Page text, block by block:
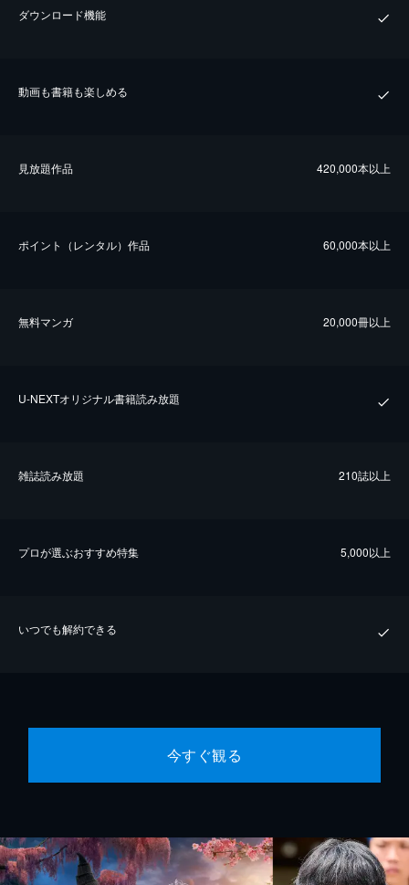
ダウンロード機能
動画も書籍も楽しめる
⾒放題作品 420,000本以上
ポイント（レンタル）作品 60,000本以上
無料マンガ 20,000冊以上
U-NEXTオリジナル書籍読み放題
雑誌読み放題 210誌以上
プロが選ぶおすすめ特集 5,000以上
いつでも解約できる
今すぐ観る